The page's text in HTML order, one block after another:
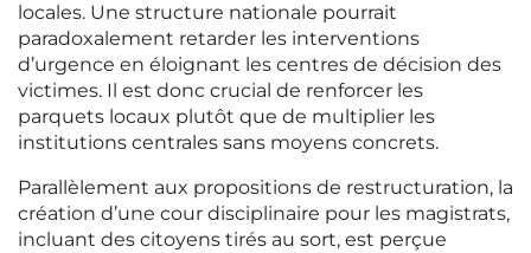
locales. Une structure nationale pourrait
paradoxalement retarder les interventions
d’urgence en éloignant les centres de décision des
victimes. Il est donc crucial de renforcer les
parquets locaux plutôt que de multiplier les
institutions centrales sans moyens concrets.
Parallèlement aux propositions de restructuration, la
création d’une cour disciplinaire pour les magistrats,
incluant des citoyens tirés au sort, est perçue